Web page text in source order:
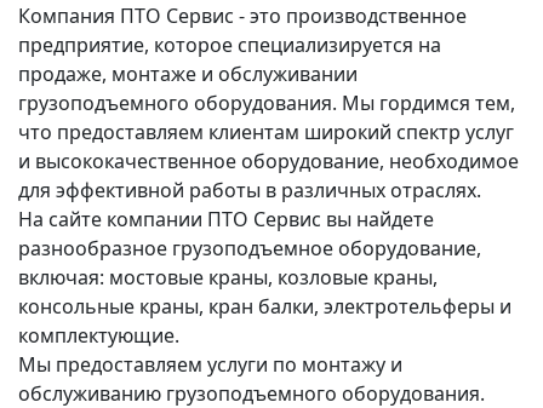
Компания ПТО Сервис - это производственное
предприятие, которое специализируется на
продаже, монтаже и обслуживании
грузоподъемного оборудования. Мы гордимся тем,
что предоставляем клиентам широкий спектр услуг
и высококачественное оборудование, необходимое
для эффективной работы в различных отраслях.
На сайте компании ПТО Сервис вы найдете
разнообразное грузоподъемное оборудование,
включая: мостовые краны, козловые краны,
консольные краны, кран балки, электротельферы и
комплектующие.
Мы предоставляем услуги по монтажу и
обслуживанию грузоподъемного оборудования.